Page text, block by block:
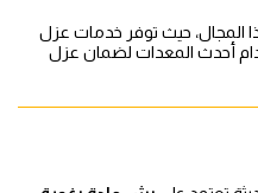
المجال، حيث توفر خدمات عزل
أحدث المعدات لضمان عزل